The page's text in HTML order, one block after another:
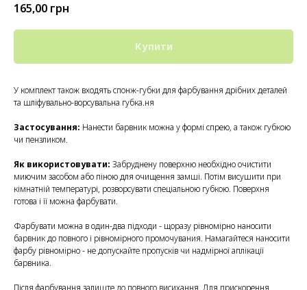
165,00 грн
Купити
У комплект також входять спонж-губки для фарбування дрібних деталей
та шліфувально-ворсувальна губка.ня
Застосування: Нанести барвник можна у формі спрею, а також губкою
чи пензликом.
Як використовувати: Забруднену поверхню необхідно очистити
миючим засобом або піною для очищення замші. Потім висушити при
кімнатній температурі, розворсувати спеціальною губкою. Поверхня
готова і її можна фарбувати.
Фарбувати можна в один-два підходи - щоразу рівномірно наносити
барвник до повного і рівномірного промочувания. Намагайтеся наносити
фарбу рівномірно - не допускайте пропусків чи надмірної аплікації
барвника.